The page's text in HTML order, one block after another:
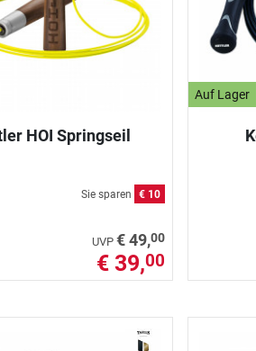
HOI Springseil
Sie sparen € 10
UVP € 49,00
€ 39,00
Auf Lager